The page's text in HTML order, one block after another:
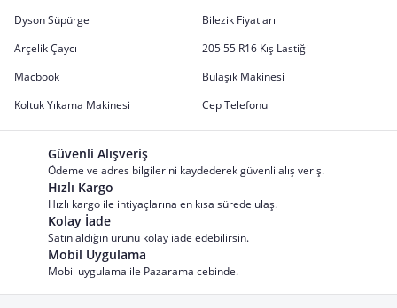
Dyson Süpürge
Bilezik Fiyatları
Arçelik Çaycı
205 55 R16 Kış Lastiği
Macbook
Bulaşık Makinesi
Koltuk Yıkama Makinesi
Cep Telefonu
Güvenli Alışveriş
Ödeme ve adres bilgilerini kaydederek güvenli alış veriş.
Hızlı Kargo
Hızlı kargo ile ihtiyaçlarına en kısa sürede ulaş.
Kolay İade
Satın aldığın ürünü kolay iade edebilirsin.
Mobil Uygulama
Mobil uygulama ile Pazarama cebinde.